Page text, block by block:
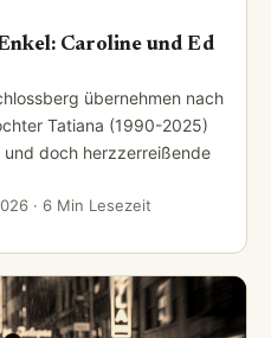
Caroline und Ed
übernehmen nach
Tatiana (1990-2025)
doch herzzerreißende
· 6 Min Lesezeit